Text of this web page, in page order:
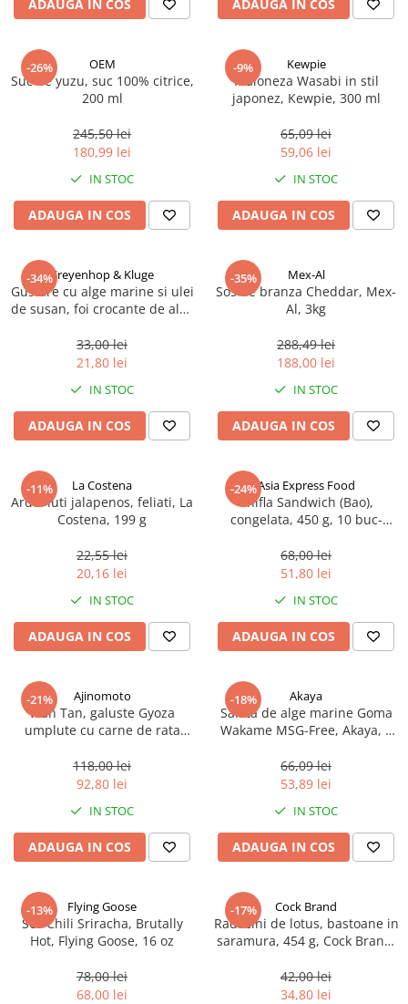
ADAUGA IN COS ADAUGA IN COS
-26% OEM
Suc de yuzu, suc 100% citrice,
200 ml
245,50 lei
180,99 lei
IN STOC
ADAUGA IN COS
-9% Kewpie
Maioneza Wasabi in stil
japonez, Kewpie, 300 ml
65,09 lei
59,06 lei
IN STOC
ADAUGA IN COS
-34%Kreyenhop & Kluge
Gustare cu alge marine si ulei
de susan, foi crocante de alge
33,00 lei
21,80 lei
IN STOC
ADAUGA IN COS
-35% Mex-Al
Sos de branza Cheddar, Mex-
Al, 3kg
288,49 lei
188,00 lei
IN STOC
ADAUGA IN COS
-11% La Costena
Ardei iuti jalapenos, feliati, La
Costena, 199 g
22,55 lei
20,16 lei
IN STOC
ADAUGA IN COS
-24%Asia Express Food
Chifla Sandwich (Bao),
congelata, 450 g, 10 buc-
68,00 lei
51,80 lei
IN STOC
ADAUGA IN COS
-21% Ajinomoto
Wan Tan, galuste Gyoza
umplute cu carne de rata
118,00 lei
92,80 lei
IN STOC
ADAUGA IN COS
-18% Akaya
Salată de alge marine Goma
Wakame MSG-Free, Akaya, 1
66,09 lei
53,89 lei
IN STOC
ADAUGA IN COS
-13% Flying Goose
Sos Chili Sriracha, Brutally
Hot, Flying Goose, 16 oz
78,00 lei
68,00 lei
-17% Cock Brand
Radacini de lotus, bastoane in
saramura, 454 g, Cock Brand,
42,00 lei
34,80 lei